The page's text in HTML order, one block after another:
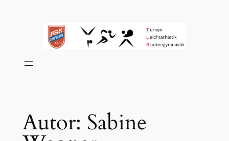
Autor: Sabine